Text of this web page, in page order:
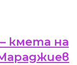
кмета на